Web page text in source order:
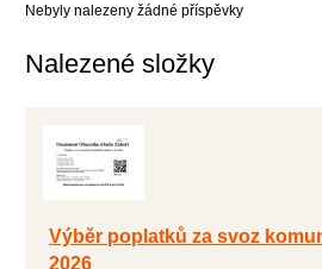
Nebyly nalezeny žádné příspěvky
Nalezené složky
Výběr poplatků za svoz
2026